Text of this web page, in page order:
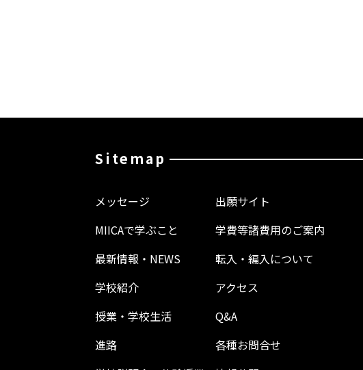
Sitemap
メッセージ
MIICAで学ぶこと
最新情報・NEWS
学校紹介
授業・学校生活
進路
出願サイト
学費等諸費用のご案内
転入・編入について
アクセス
Q&A
各種お問合せ